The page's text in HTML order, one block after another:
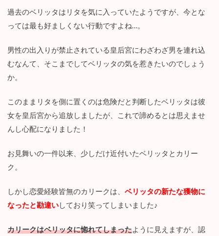
過去のベリッタはリタを気に入っていたようですが、今とな
っては最も好ましくない行動ですよね…。
男性の出入りが禁止されている皇后宮にわざわざ男を連れ込
むなんて、そこまでしてベリッタの気を惹きたいのでしょう
か。
このままリタを側に置くのは危険だと判断したベリッタは彼
女を皇后宮から追放しましたが、これで諦めるとは思えませ
んし心配になりました！
お見舞いの一件以来、少しだけ近付いたベリッタとカリー
ク。
しかし恋愛経験皆無のカリークは、 ベリッタの新たな獲物に
なったと勘違いしており笑ってしまいました♪
カリークはベリッタに惚れてしまったように見えますが、認